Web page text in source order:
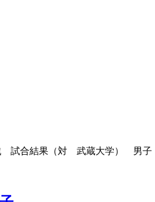
試合結果（対 武蔵大学） 男子